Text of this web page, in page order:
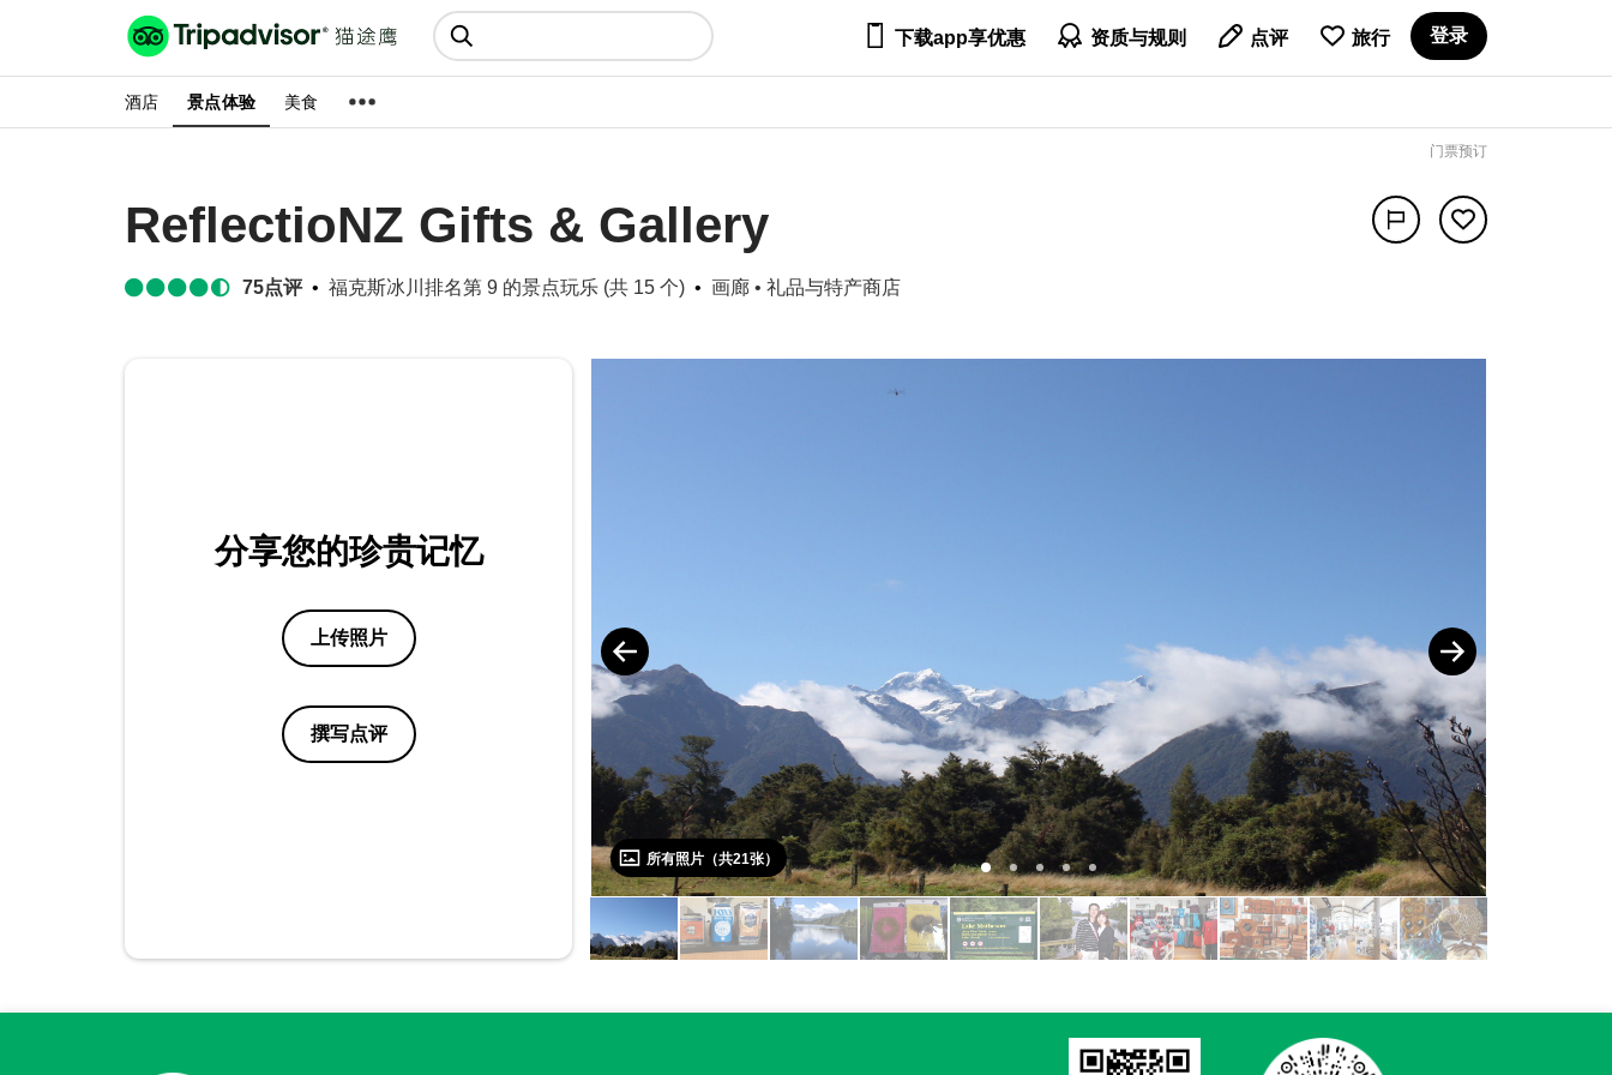
猫途鹰:景点、酒店、美食十亿条
点评
 下载app享优惠  资质与规则 点评 旅行 登录
酒店 景点体验 美食
门票预订
ReflectioNZ Gifts & Gallery
75点评 福克斯冰川排名第 9 的景点玩乐 (共 15 个) 画廊 • 礼品与特产商店
分享您的珍贵记忆
上传照片
撰写点评
所有照片（共21张）